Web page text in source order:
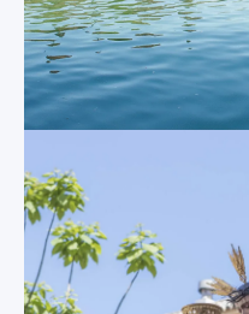
plus grande
cathédrale gothique
du monde entier.
Située sur la tombe
de Christophe
au patrimoine
mondial de
l'UNESCO, elle
impressionne les
visiteurs par sa